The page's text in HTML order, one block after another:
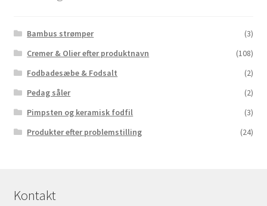
Bambus strømper
(3)
Cremer & Olier efter produktnavn
(108)
Fodbadesæbe & Fodsalt
(2)
Pedag såler
(2)
Pimpsten og keramisk fodfil
(3)
Produkter efter problemstilling
(24)
Kontakt